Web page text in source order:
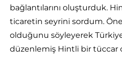
bağlantılarını oluşturduk.
ticaretin seyrini sordum.
olduğunu söyleyerek
düzenlemiş Hintli bir tüccar